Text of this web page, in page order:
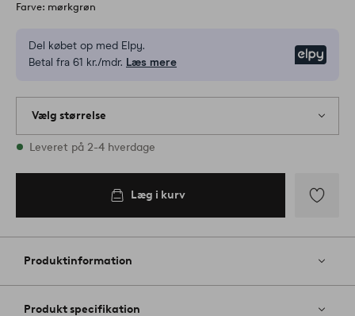
Farve: mørkgrøn
Del købet op med Elpy.
Betal fra 61 kr./mdr. Læs mere
Vælg størrelse
Alle størrelser er på lager
Leveret på 2-4 hverdage
Læg i kurv
til
Produktinformation
Produkt specifikation